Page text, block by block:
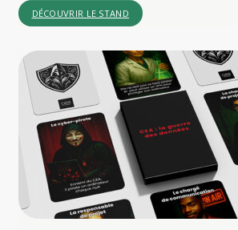
DÉCOUVRIR LE STAND